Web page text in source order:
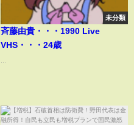
未分類
斉藤由貴・・・1990 Live
VHS・・・24歳